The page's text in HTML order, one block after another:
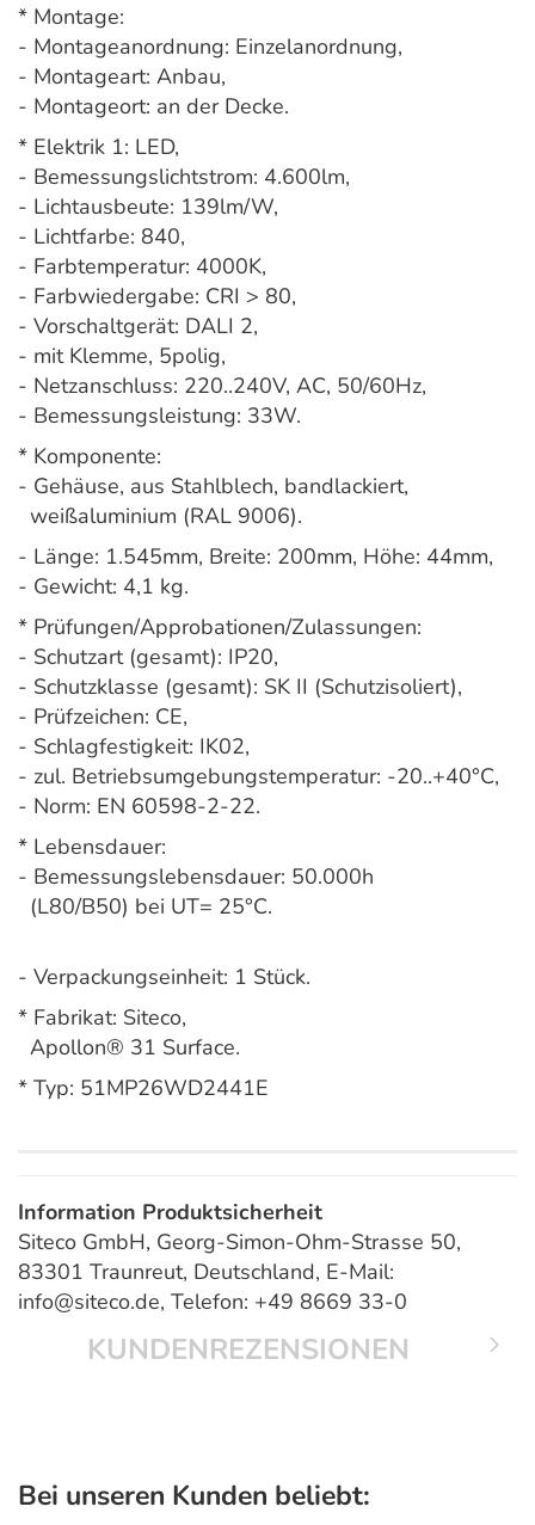
* Montage:
- Montageanordnung: Einzelanordnung,
- Montageart: Anbau,
- Montageort: an der Decke.
* Elektrik 1: LED,
- Bemessungslichtstrom: 4.600lm,
- Lichtausbeute: 139lm/W,
- Lichtfarbe: 840,
- Farbtemperatur: 4000K,
- Farbwiedergabe: CRI > 80,
- Vorschaltgerät: DALI 2,
- mit Klemme, 5polig,
- Netzanschluss: 220..240V, AC, 50/60Hz,
- Bemessungsleistung: 33W.
* Komponente:
- Gehäuse, aus Stahlblech, bandlackiert,
weißaluminium (RAL 9006).
- Länge: 1.545mm, Breite: 200mm, Höhe: 44mm,
- Gewicht: 4,1 kg.
* Prüfungen/Approbationen/Zulassungen:
- Schutzart (gesamt): IP20,
- Schutzklasse (gesamt): SK II (Schutzisoliert),
- Prüfzeichen: CE,
- Schlagfestigkeit: IK02,
- zul. Betriebsumgebungstemperatur: -20..+40°C,
- Norm: EN 60598-2-22.
* Lebensdauer:
- Bemessungslebensdauer: 50.000h
(L80/B50) bei UT= 25°C.
- Verpackungseinheit: 1 Stück.
* Fabrikat: Siteco,
Apollon® 31 Surface.
* Typ: 51MP26WD2441E
Information Produktsicherheit
Siteco GmbH, Georg-Simon-Ohm-Strasse 50,
83301 Traunreut, Deutschland, E-Mail:
info@siteco.de, Telefon: +49 8669 33-0
KUNDENREZENSIONEN
Bei unseren Kunden beliebt: